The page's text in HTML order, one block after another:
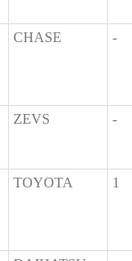
CHASE -
ZEVS -
TOYOTA 1